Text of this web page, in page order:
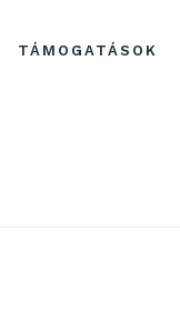
TÁMOGATÁSOK